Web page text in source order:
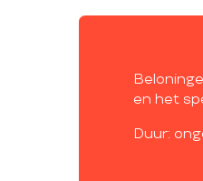
en het
Duur: